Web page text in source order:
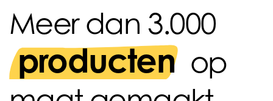
Meer dan 3.000
producten op